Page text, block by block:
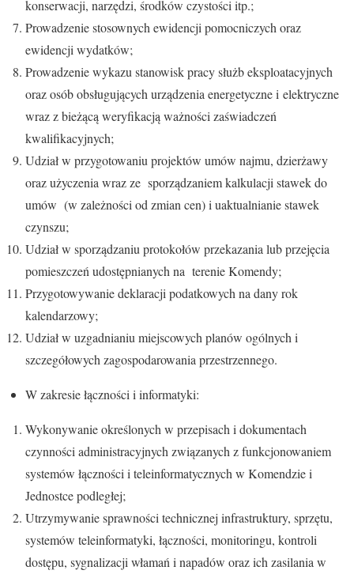
konserwacji, narzędzi, środków czystości itp.;
Prowadzenie stosownych ewidencji pomocniczych oraz
ewidencji wydatków;
Prowadzenie wykazu stanowisk pracy służb eksploatacyjnych
oraz osób obsługujących urządzenia energetyczne i elektryczne
wraz z bieżącą weryfikacją ważności zaświadczeń
kwalifikacyjnych;
Udział w przygotowaniu projektów umów najmu, dzierżawy
oraz użyczenia wraz ze sporządzaniem kalkulacji stawek do
umów (w zależności od zmian cen) i uaktualnianie stawek
czynszu;
Udział w sporządzaniu protokołów przekazania lub przejęcia
pomieszczeń udostępnianych na terenie Komendy;
Przygotowywanie deklaracji podatkowych na dany rok
kalendarzowy;
Udział w uzgadnianiu miejscowych planów ogólnych i
szczegółowych zagospodarowania przestrzennego.
W zakresie łączności i informatyki:
Wykonywanie określonych w przepisach i dokumentach
czynności administracyjnych związanych z funkcjonowaniem
systemów łączności i teleinformatycznych w Komendzie i
Jednostce podległej;
Utrzymywanie sprawności technicznej infrastruktury, sprzętu,
systemów teleinformatyki, łączności, monitoringu, kontroli
dostępu, sygnalizacji włamań i napadów oraz ich zasilania w